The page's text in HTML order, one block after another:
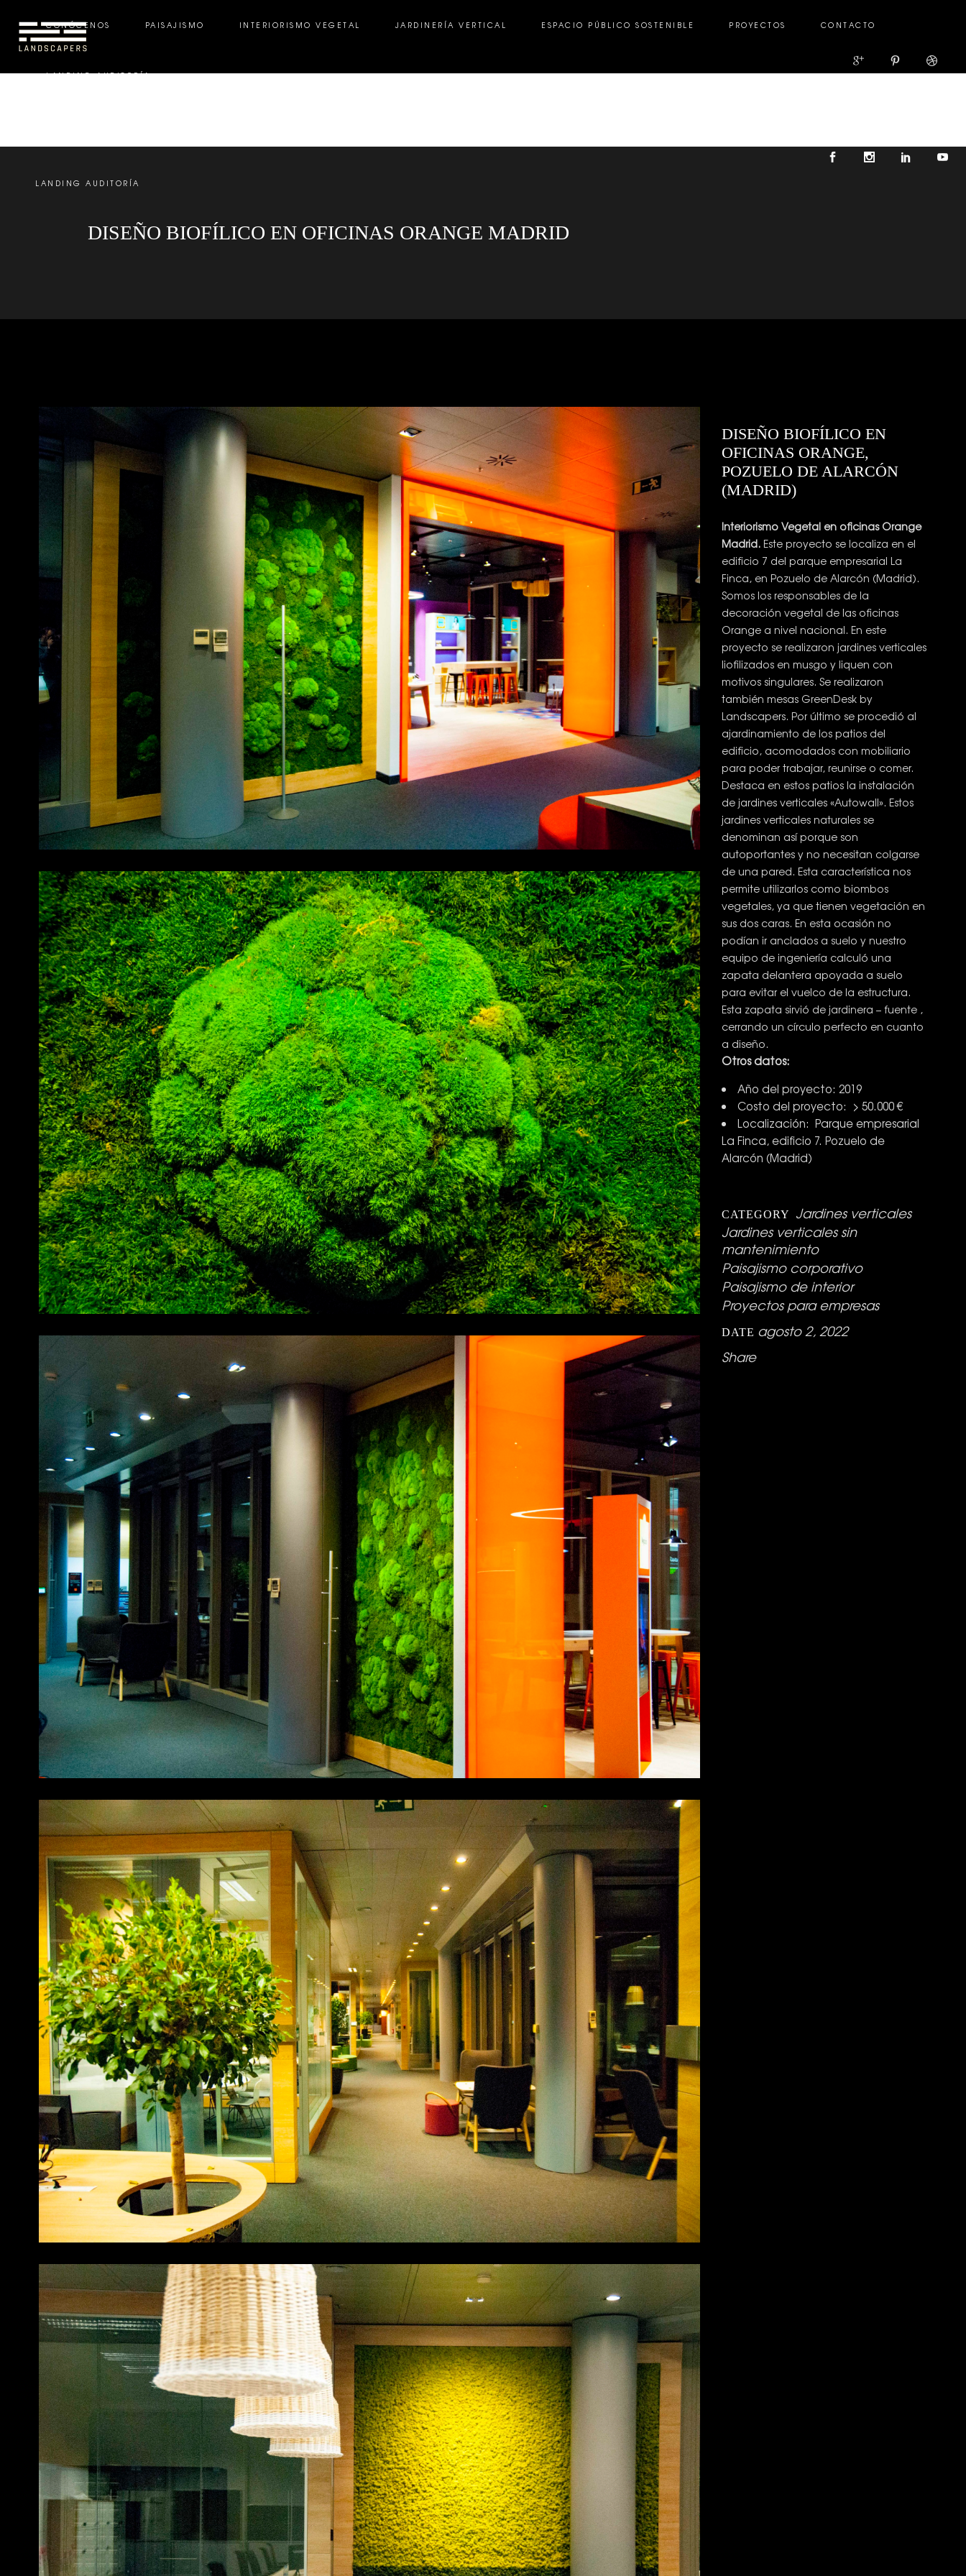
LANDING AUDITORÍA
CONÓCENOS PAISAJISMO INTERIORISMO VEGETAL JARDINERÍA VERTICAL ESPACIO PÚBLICO SOSTENIBLE PROYECTOS CONTACTO
LANDING AUDITORÍA
DISEÑO BIOFÍLICO EN OFICINAS ORANGE MADRID
DISEÑO BIOFÍLICO EN
OFICINAS ORANGE,
POZUELO DE ALARCÓN
(MADRID)
Interiorismo Vegetal en oficinas Orange
Madrid.Este proyecto se localiza en el
edificio 7 del parque empresarial La
Finca, en Pozuelo de Alarcón (Madrid).
Somos los responsables de la
decoración vegetal de las oficinas
Orange a nivel nacional. En este
proyecto se realizaron jardines verticales
liofilizados en musgo y liquen con
motivos singulares. Se realizaron
también mesas GreenDesk by
Landscapers. Por último se procedió al
ajardinamiento de los patios del
edificio, acomodados con mobiliario
para poder trabajar, reunirse o comer.
Destaca en estos patios la instalación
de jardines verticales «Autowall». Estos
jardines verticales naturales se
denominan así porque son
autoportantes y no necesitan colgarse
de una pared. Esta característica nos
permite utilizarlos como biombos
vegetales, ya que tienen vegetación en
sus dos caras. En esta ocasión no
podían ir anclados a suelo y nuestro
equipo de ingeniería calculó una
zapata delantera apoyada a suelo
para evitar el vuelco de la estructura.
Esta zapata sirvió de jardinera – fuente ,
cerrando un círculo perfecto en cuanto
a diseño.
Otros datos:
Año del proyecto: 2019
Costo del proyecto: > 50.000 €
Localización: Parque empresarial
La Finca, edificio 7. Pozuelo de
Alarcón (Madrid)
CATEGORY
Jardines verticales
Jardines verticales sin
mantenimiento
Paisajismo corporativo
Paisajismo de interior
Proyectos para empresas
DATE agosto 2, 2022
Share